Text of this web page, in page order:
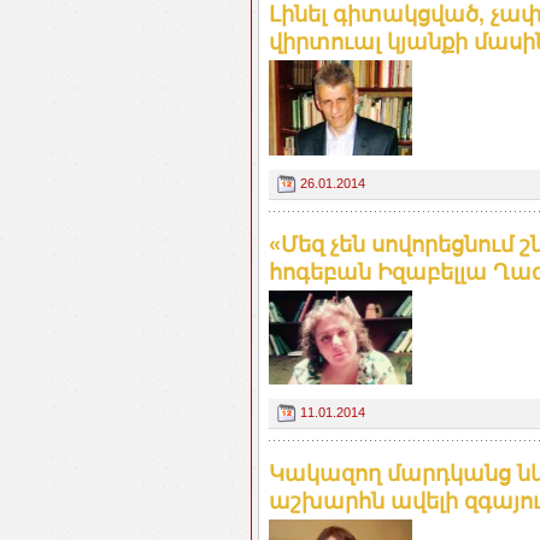
Լինել գիտակցված,
վիրտուալ կյանքի
26.01.2014
«Մեզ չեն սովորեցնում
հոգեբան Իզաբելլա
11.01.2014
Կակազող մարդկանց
աշխարհն ավելի